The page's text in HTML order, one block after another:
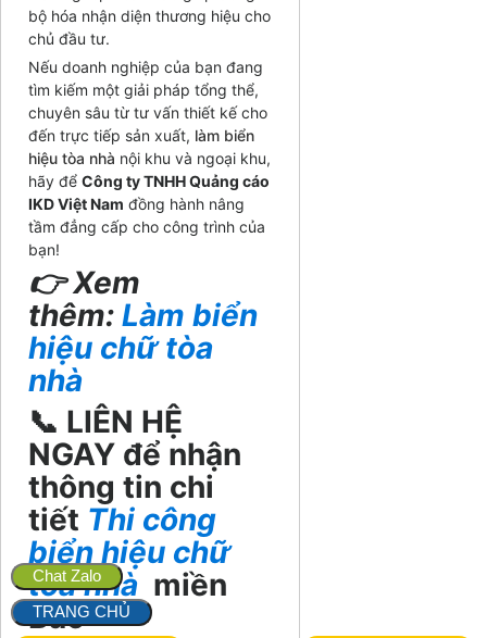
bộ hóa nhận diện thương hiệu cho
chủ đầu tư.
Nếu doanh nghiệp của bạn đang
tìm kiếm một giải pháp tổng thể,
chuyên sâu từ tư vấn thiết kế cho
đến trực tiếp sản xuất, làm biển
hiệu tòa nhà nội khu và ngoại khu,
hãy để Công ty TNHH Quảng cáo
IKD Việt Nam đồng hành nâng
tầm đẳng cấp cho công trình của
bạn!
👉 Xem
thêm: Làm biển
hiệu chữ tòa
nhà
📞 LIÊN HỆ
NGAY để nhận
thông tin chi
tiết Thi công
biển hiệu chữ
tòa nhà miền
Bắc
Chat Zalo
TRANG CHỦ